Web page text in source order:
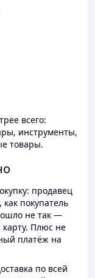
всего:
инструменты,
товары.
продавец
как покупатель
не так —
карту. Плюс не
платёж на
по всей